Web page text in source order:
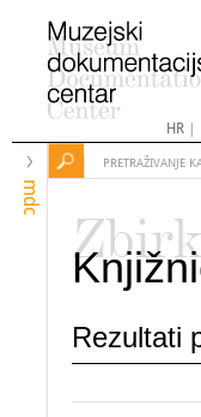
HR|
mdc
PRETRAŽIVANJE
Rezultati